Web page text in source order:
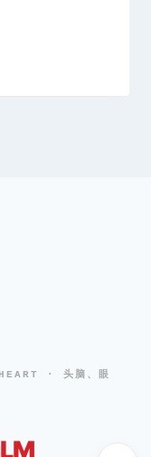
· 头脑、眼